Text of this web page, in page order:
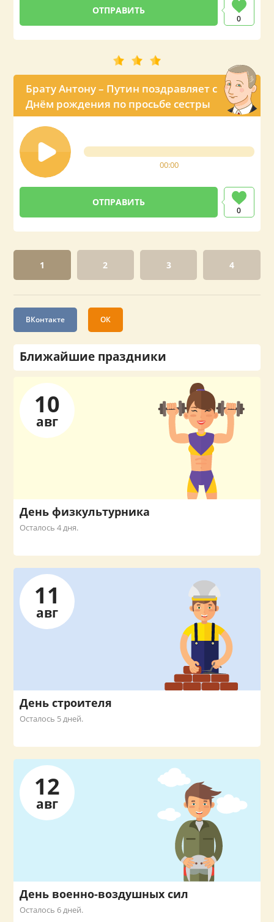
0
Брату Антону – Путин поздравляет с
Днём рождения по просьбе сестры
00:00
0
1 2 3 4
ВКонтакте ОК
Ближайшие праздники
10
авг
День физкультурника
Осталось 4 дня.
11
авг
День строителя
Осталось 5 дней.
12
авг
День военно-воздушных сил
Осталось 6 дней.